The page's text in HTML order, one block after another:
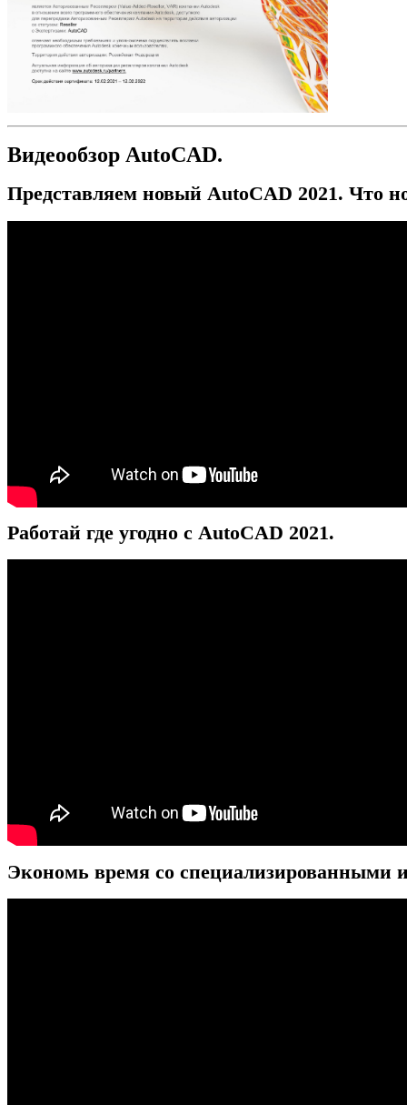
Видеообзор AutoCAD.
Представляем новый AutoCAD 2021. Что
Работай где угодно с AutoCAD 2021.
Экономь время со специализированными